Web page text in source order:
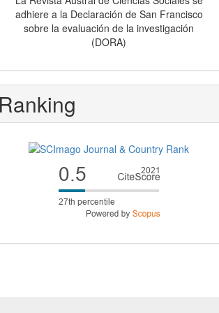
adhiere a la Declaración de San Francisco
sobre la evaluación de la investigación
(DORA)